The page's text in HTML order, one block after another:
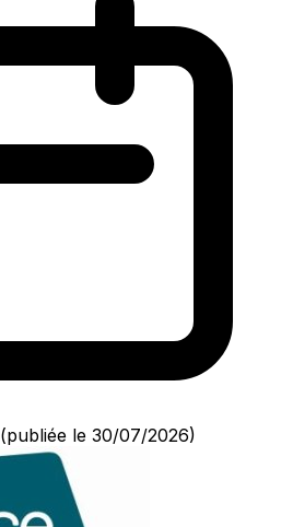
(publiée le 30/07/2026)